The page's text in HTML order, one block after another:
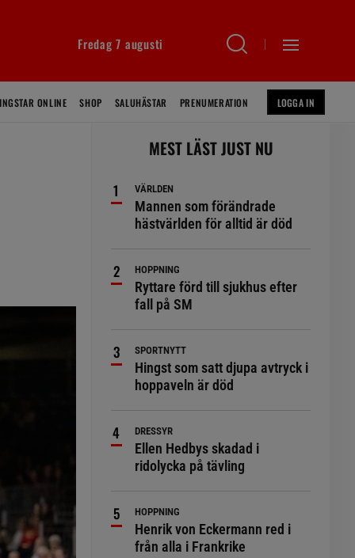
Fredag 7 augusti
ONLINE SHOP SALUHÄSTAR PRENUMERATION LOGGA IN
MEST LÄST JUST NU
VÄRLDEN
Mannen som förändrade
hästvärlden för alltid är död
HOPPNING
Ryttare förd till sjukhus efter
fall på SM
SPORTNYTT
Hingst som satt djupa avtryck i
hoppaveln är död
DRESSYR
Ellen Hedbys skadad i
ridolycka på tävling
HOPPNING
Henrik von Eckermann red i
från alla i Frankrike